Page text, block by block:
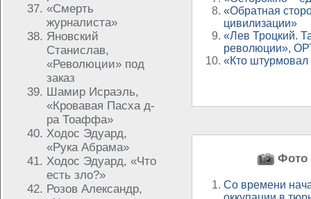
«Смерть
журналиста»
Яновский
Станислав,
«Революции» под
заказ
Шамир Исраэль,
«Кровавая Пасха д-
ра Тоаффа»
Ходос Эдуард,
«Рука Абрама»
Ходос Эдуард, «Что
есть зло?»
Розов Александр,
«Обратная
цивилизации»
«Лев Троцкий.
революции»,
«Кто штурмовал
Фото
Со времени